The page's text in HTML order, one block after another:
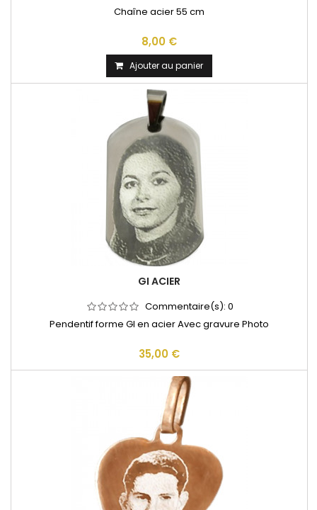
Chaîne acier 55 cm
8,00 €
Ajouter au panier
GI ACIER
Commentaire(s): 0
Pendentif forme GI en acier Avec gravure Photo
35,00 €